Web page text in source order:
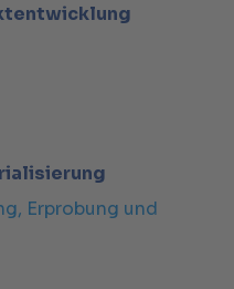
Erprobung und